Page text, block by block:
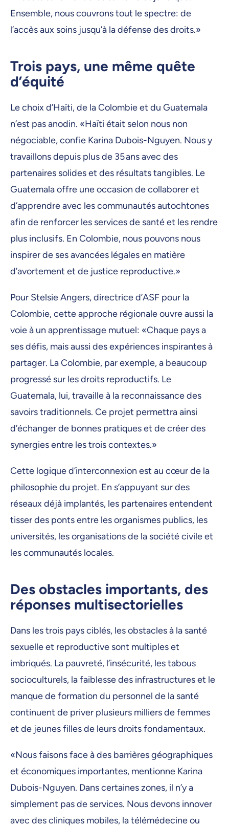
Ensemble, nous couvrons tout le spectre: de
l’accès aux soins jusqu’à la défense des droits.»
Trois pays, une même quête
d’équité
Le choix d’Haïti, de la Colombie et du Guatemala
n’est pas anodin. «Haïti était selon nous non
négociable, confie Karina Dubois-Nguyen. Nous y
travaillons depuis plus de 35 ans avec des
partenaires solides et des résultats tangibles. Le
Guatemala offre une occasion de collaborer et
d’apprendre avec les communautés autochtones
afin de renforcer les services de santé et les rendre
plus inclusifs. En Colombie, nous pouvons nous
inspirer de ses avancées légales en matière
d’avortement et de justice reproductive.»
Pour Stelsie Angers, directrice d’ASF pour la
Colombie, cette approche régionale ouvre aussi la
voie à un apprentissage mutuel: «Chaque pays a
ses défis, mais aussi des expériences inspirantes à
partager. La Colombie, par exemple, a beaucoup
progressé sur les droits reproductifs. Le
Guatemala, lui, travaille à la reconnaissance des
savoirs traditionnels. Ce projet permettra ainsi
d’échanger de bonnes pratiques et de créer des
synergies entre les trois contextes.»
Cette logique d’interconnexion est au cœur de la
philosophie du projet. En s’appuyant sur des
réseaux déjà implantés, les partenaires entendent
tisser des ponts entre les organismes publics, les
universités, les organisations de la société civile et
les communautés locales.
Des obstacles importants, des
réponses multisectorielles
Dans les trois pays ciblés, les obstacles à la santé
sexuelle et reproductive sont multiples et
imbriqués. La pauvreté, l’insécurité, les tabous
socioculturels, la faiblesse des infrastructures et le
manque de formation du personnel de la santé
continuent de priver plusieurs milliers de femmes
et de jeunes filles de leurs droits fondamentaux.
«Nous faisons face à des barrières géographiques
et économiques importantes, mentionne Karina
Dubois-Nguyen. Dans certaines zones, il n’y a
simplement pas de services. Nous devons innover
avec des cliniques mobiles, la télémédecine ou